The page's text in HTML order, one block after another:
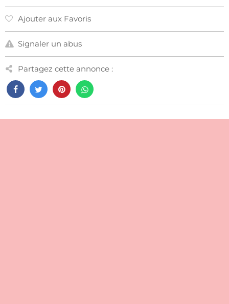
Ajouter aux Favoris
Signaler un abus
Partagez cette annonce :